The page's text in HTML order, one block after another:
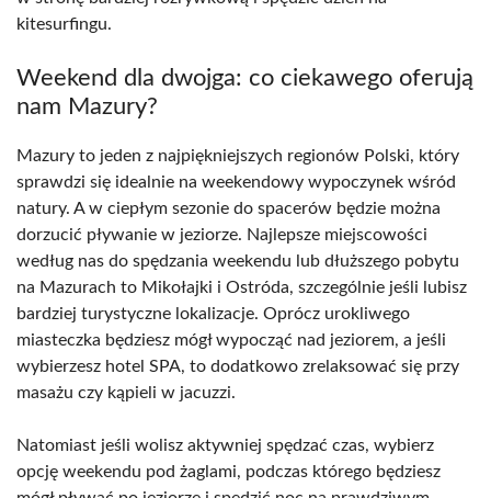
kitesurfingu.
Weekend dla dwojga: co ciekawego oferują
nam Mazury?
Mazury to jeden z najpiękniejszych regionów Polski, który
sprawdzi się idealnie na weekendowy wypoczynek wśród
natury. A w ciepłym sezonie do spacerów będzie można
dorzucić pływanie w jeziorze. Najlepsze miejscowości
według nas do spędzania weekendu lub dłuższego pobytu
na Mazurach to Mikołajki i Ostróda, szczególnie jeśli lubisz
bardziej turystyczne lokalizacje. Oprócz urokliwego
miasteczka będziesz mógł wypocząć nad jeziorem, a jeśli
wybierzesz hotel SPA, to dodatkowo zrelaksować się przy
masażu czy kąpieli w jacuzzi.
Natomiast jeśli wolisz aktywniej spędzać czas, wybierz
opcję weekendu pod żaglami, podczas którego będziesz